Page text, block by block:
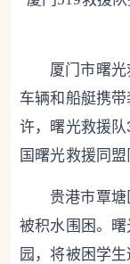
厦门市曙
车辆和船艇携
许，曙光救援
国曙光救援同
贵港市覃
被积水围困。
园，将被困学